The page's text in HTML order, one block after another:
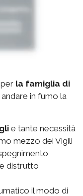
la famiglia di
in fumo la
e tante necessità
mezzo dei Vigili
distrutto
il modo di